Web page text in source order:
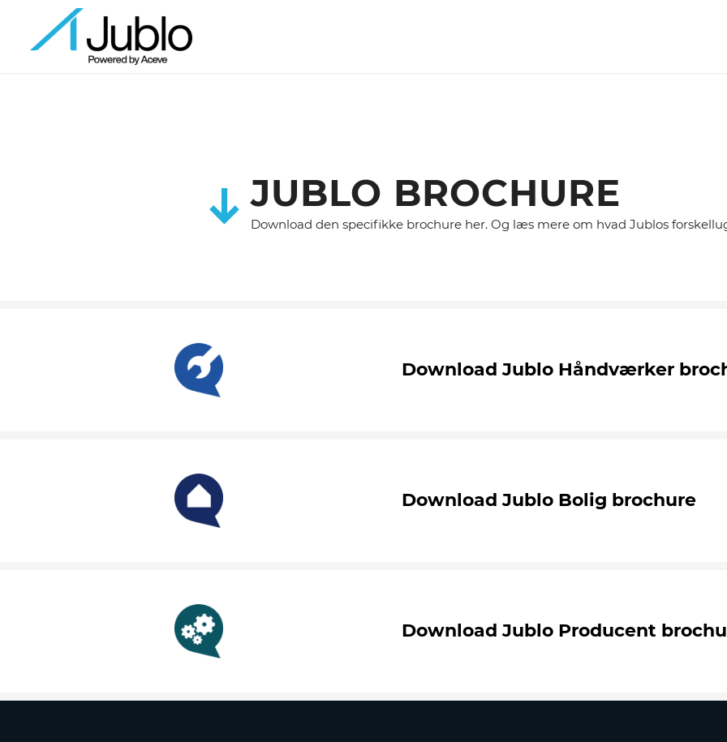
JUBLO BROCHURE
Download den specifikke brochure her. Og læs mere om hvad Jublos
Download Jublo Håndværker
Download Jublo Bolig brochure
Download Jublo Producent